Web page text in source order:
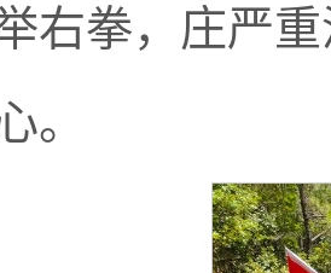
右拳，庄严
。